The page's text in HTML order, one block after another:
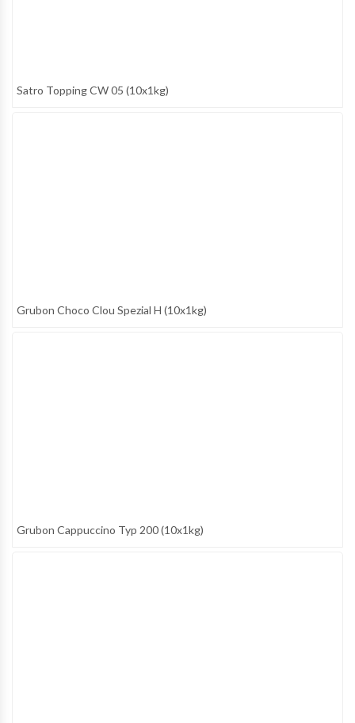
Satro Topping CW 05 (10x1kg)
Grubon Choco Clou Spezial H (10x1kg)
Grubon Cappuccino Typ 200 (10x1kg)